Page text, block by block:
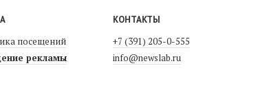
посещений
рекламы
КОНТАКТЫ
+7 (391) 205-0-555
info@newslab.ru